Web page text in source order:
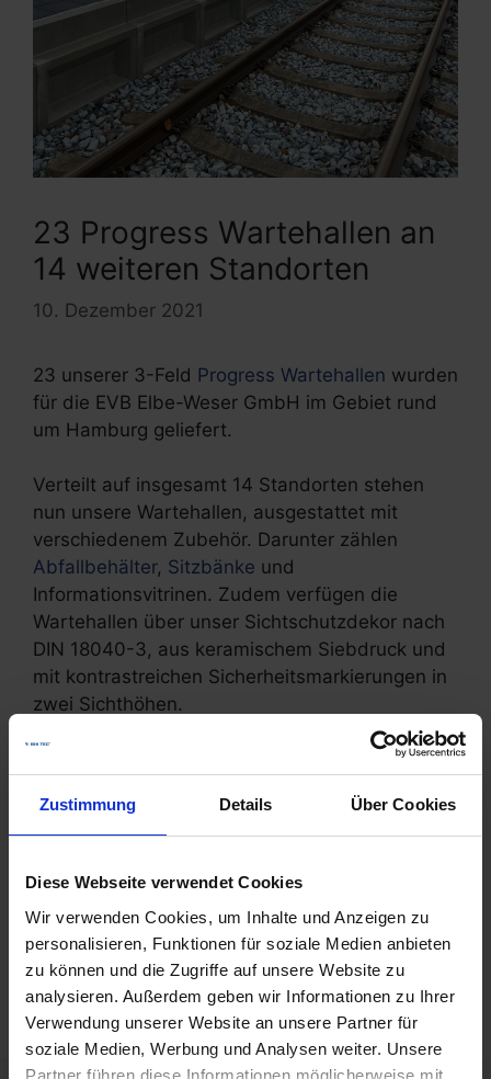
Zustimmung Details Über Cookies
Diese Webseite verwendet Cookies
Wir verwenden Cookies, um Inhalte und Anzeigen zu
personalisieren, Funktionen für soziale Medien anbieten
zu können und die Zugriffe auf unsere Website zu
analysieren. Außerdem geben wir Informationen zu Ihrer
Verwendung unserer Website an unsere Partner für
soziale Medien, Werbung und Analysen weiter. Unsere
Partner führen diese Informationen möglicherweise mit
23 Progress Wartehallen an
14 weiteren Standorten
10. Dezember 2021
23 unserer 3-Feld Progress Wartehallen wurden
für die EVB Elbe-Weser GmbH im Gebiet rund
um Hamburg geliefert.
Verteilt auf insgesamt 14 Standorten stehen
nun unsere Wartehallen, ausgestattet mit
verschiedenem Zubehör. Darunter zählen
Abfallbehälter, Sitzbänke und
Informationsvitrinen. Zudem verfügen die
Wartehallen über unser Sichtschutzdekor nach
DIN 18040-3, aus keramischem Siebdruck und
mit kontrastreichen Sicherheitsmarkierungen in
zwei Sichthöhen.
Dachtiefen (von 900 mm bis 2.100 mm) und
ohne Dachüberstand gefertigt.
Referenzen,Stadtmobiliar
50 Reparaturstationen für die RadKULTUR
Initiative in Baden-Württemberg
60 Bike Hotels für Eberswalde